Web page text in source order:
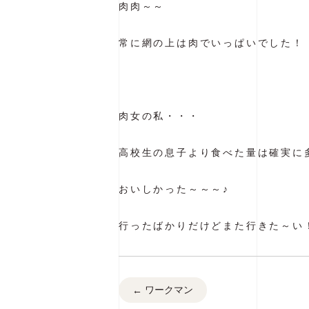
肉肉～～
常に網の上は肉でいっぱいでした！
肉女の私・・・
高校生の息子より食べた量は確実に
おいしかった～～～♪
行ったばかりだけどまた行きた～い
← ワークマン